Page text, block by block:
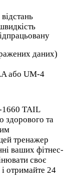
даних)
або UM-4
1660 TAIL
здорового та
тренажер
ваших фітнес-
своє
отримайте 24